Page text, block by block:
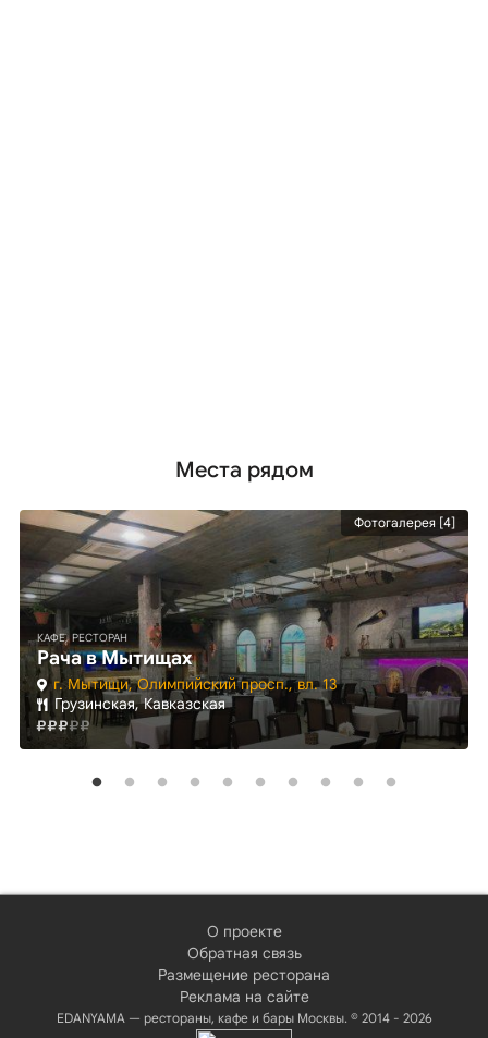
Места рядом
Фотогалерея [4]
КАФЕ, РЕСТОРАН
Рача в Мытищах
г. Мытищи, Олимпийский просп., вл. 13
Грузинская, Кавказская
О проекте
Обратная связь
Размещение ресторана
Реклама на сайте
EDANYAMA — рестораны, кафе и бары Москвы. © 2014 - 2026